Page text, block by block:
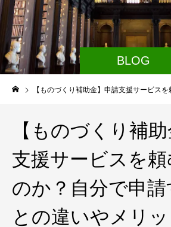
BLOG
【ものづくり補助金】申請支援サービスを頼むべきなのか？自分で
【ものづくり補
支援サービスを
のか？自分で申
との違いやメリ